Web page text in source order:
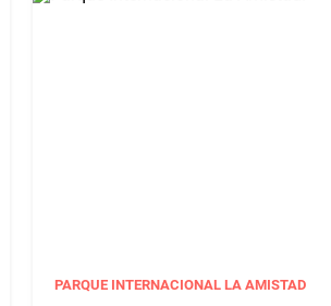
PARQUE INTERNACIONAL LA AMISTAD